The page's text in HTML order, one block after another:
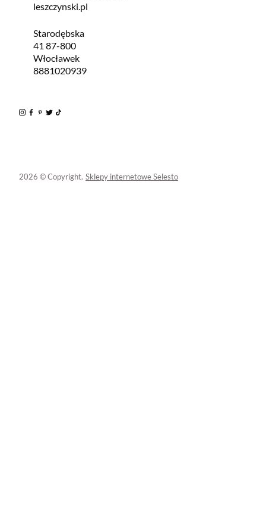
leszczynski.pl
Starodębska
41 87-800
Włocławek
8881020939
2026 © Copyright. Sklepy internetowe Selesto